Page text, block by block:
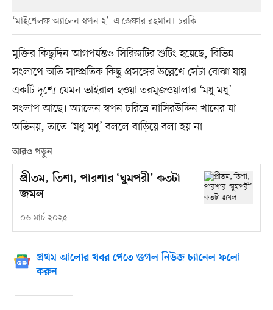
‘মাইশেলফ অ্যালেন স্বপন ২’–এ জেফার রহমান। চরকি
মুক্তির কিছুদিন আগপর্যন্তও সিরিজটির শুটিং হয়েছে, বিভিন্ন
সংলাপে অতি সাম্প্রতিক কিছু প্রসঙ্গের উল্লেখে সেটা বোঝা যায়।
একটি দৃশ্যে যেমন ভাইরাল হওয়া তরমুজওয়ালার ‘মধু মধু’
সংলাপ আছে। অ্যালেন স্বপন চরিত্রে নাসিরউদ্দিন খানের যা
অভিনয়, তাতে ‘মধু মধু’ বললে বাড়িয়ে বলা হয় না।
আরও পড়ুন
প্রীতম, তিশা, পারশার ‘ঘুমপরী’ কতটা
জমল
০৬ মার্চ ২০২৫
প্রথম আলোর খবর পেতে গুগল নিউজ চ্যানেল ফলো
করুন